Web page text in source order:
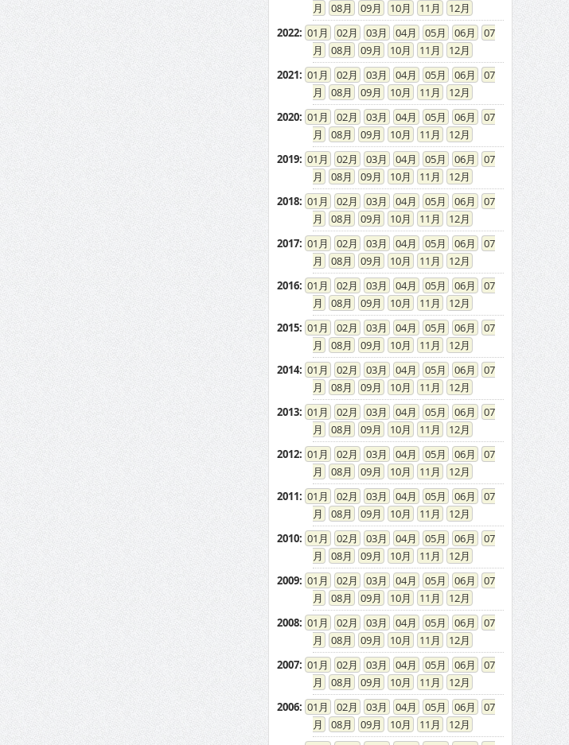
08
09 10 11
12
2022: 01 02 03 04 05 06
07
08
09 10 11
12
2021: 01 02 03 04 05 06
07
08
09 10 11
12
2020: 01 02 03 04 05 06
07
08
09 10 11
12
2019: 01 02 03 04 05 06
07
08
09 10 11
12
2018: 01 02 03 04 05 06
07
08
09 10 11
12
2017: 01 02 03 04 05 06
07
08
09 10 11
12
2016: 01 02 03 04 05 06
07
08
09 10 11
12
2015: 01 02 03 04 05 06
07
08
09 10 11
12
2014: 01 02 03 04 05 06
07
08
09 10 11
12
2013: 01 02 03 04 05 06
07
08
09 10 11
12
2012: 01 02 03 04 05 06
07
08
09 10 11
12
2011: 01 02 03 04 05 06
07
08
09 10 11
12
2010: 01 02 03 04 05 06
07
08
09 10 11
12
2009: 01 02 03 04 05 06
07
08
09 10 11
12
2008: 01 02 03 04 05 06
07
08
09 10 11
12
2007: 01 02 03 04 05 06
07
08
09 10 11
12
2006: 01 02 03 04 05 06
07
08
09 10 11
12